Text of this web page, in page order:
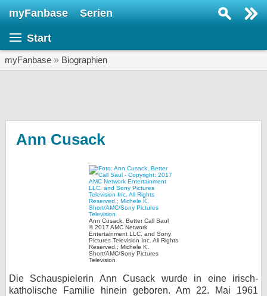
myFanbase Serien
Start
myFanbase » Biographien
Ann Cusack
Ann Cusack, Better Call Saul
© 2017 AMC Network
Entertainment LLC. and Sony
Pictures Television Inc. All Rights
Reserved.; Michele K.
Short/AMC/Sony Pictures
Television
Die Schauspielerin Ann Cusack wurde in eine irisch-
katholische Familie hinein geboren. Am 22. Mai 1961
KULTUR
Specials
SERVICE
Gewinnspiele
Forum
bei X